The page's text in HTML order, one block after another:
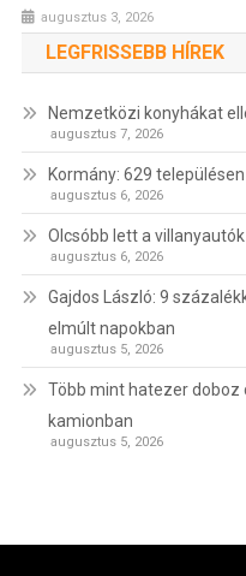
augusztus 3, 2026
LEGFRISSEBB HÍREK
Nemzetközi konyhákat
augusztus 7, 2026
Kormány: 629
augusztus 6, 2026
Olcsóbb lett a
augusztus 6, 2026
Gajdos László: 9
elmúlt napokban
augusztus 5, 2026
Több mint hatezer
kamionban
augusztus 5, 2026